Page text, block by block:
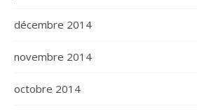
décembre 2014
novembre 2014
octobre 2014